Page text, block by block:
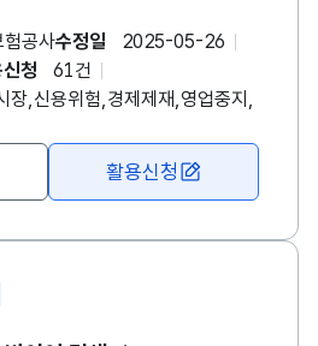
험공사수정일
2025-05-26
청
61건
장,신용위험,경제제재,영업중지,
활용신청